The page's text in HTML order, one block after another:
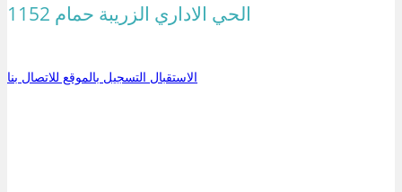
الحي الاداري الزريبة حمام 1152
الاستقبال التسجيل بالموقع للاتصال بنا